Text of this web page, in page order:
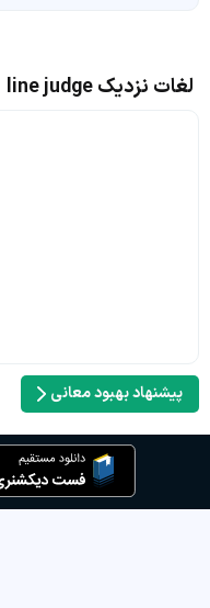
لغات نزدیک line judge
پیشنهاد بهبود معانی